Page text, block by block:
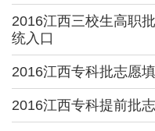
2016江西三校生高职
统入口
2016江西专科批志愿
2016江西专科提前批